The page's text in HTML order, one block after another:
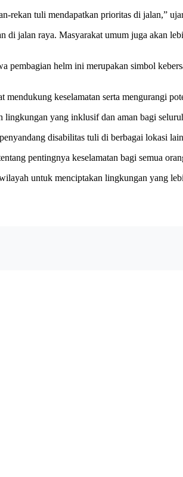
rekan tuli mendapatkan prioritas di jalan,”
jalan raya. Masyarakat umum juga akan
helm ini merupakan simbol
keselamatan serta mengurangi
yang inklusif dan aman bagi
disabilitas tuli di berbagai lokasi
pentingnya keselamatan bagi semua
untuk menciptakan lingkungan yang